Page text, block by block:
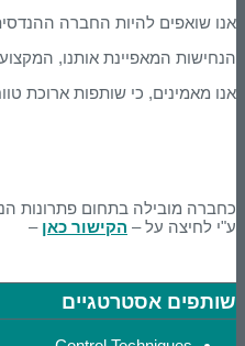
אנו שואפים להיות החברה
הנחישות המאפיינת אותנו,
אנו מאמינים, כי שותפות ארוכת
כחברה מובילה בתחום פתרונות
ע"י לחיצה על – הקישור כאן –
שותפים אסטרטגיים